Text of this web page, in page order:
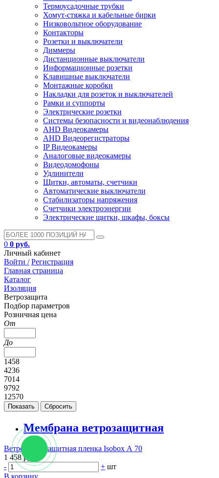
Термоусадочные трубки
Хомут-стяжка и кабельные бирки
Низковольтное оборудование
Контакторы
Розетки и выключатели
Диммеры
Дистанционные выключатели
Информационные розетки
Клавишные выключатели
Монтажные коробки
Накладки для розеток и выключателей
Рамки и суппорты
Электрические розетки
Системы безопасности и видеонаблюдения
AHD Видеокамеры
AHD Видеорегистраторы
IP Видеокамеры
Аналоговые видеокамеры
Видеодомофоны
Удлинители
Щитки, автоматы, счетчики
Автоматические выключатели
Стабилизаторы напряжения
Счетчики электроэнергии
Электрические щитки, шкафы, боксы
0 0 руб.
Личный кабинет
Войти / Регистрация
Главная страница
Каталог
Изоляция
Ветрозащита
Подбор параметров
Розничная цена
От
До
1458
4236
7014
9792
12570
Мембрана ветрозащитная
Ветро-влагозащитная пленка Isobox А 70
1 458 руб.
-
+ шт
В корзину